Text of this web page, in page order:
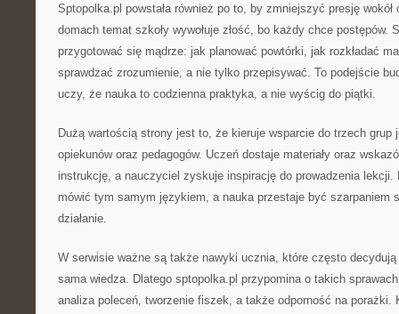
Sptopolka.pl powstała również po to, by zmniejszyć presję wokół
domach temat szkoły wywołuje złość, bo każdy chce postępów.
przygotować się mądrze: jak planować powtórki, jak rozkładać
sprawdzać zrozumienie, a nie tylko przepisywać. To podejście
uczy, że nauka to codzienna praktyka, a nie wyścig do piątki.
Dużą wartością strony jest to, że kieruje wsparcie do trzech grup
opiekunów oraz pedagogów. Uczeń dostaje materiały oraz
instrukcję, a nauczyciel zyskuje inspirację do prowadzenia
mówić tym samym językiem, a nauka przestaje być szarpaniem
działanie.
W serwisie ważne są także nawyki ucznia, które często
sama wiedza. Dlatego sptopolka.pl przypomina o takich
analiza poleceń, tworzenie fiszek, a także odporność na porażki.